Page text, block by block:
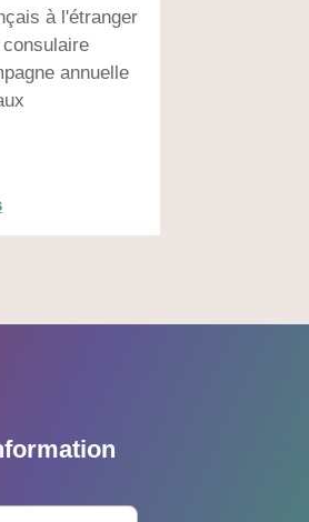
à l'étranger
annuelle